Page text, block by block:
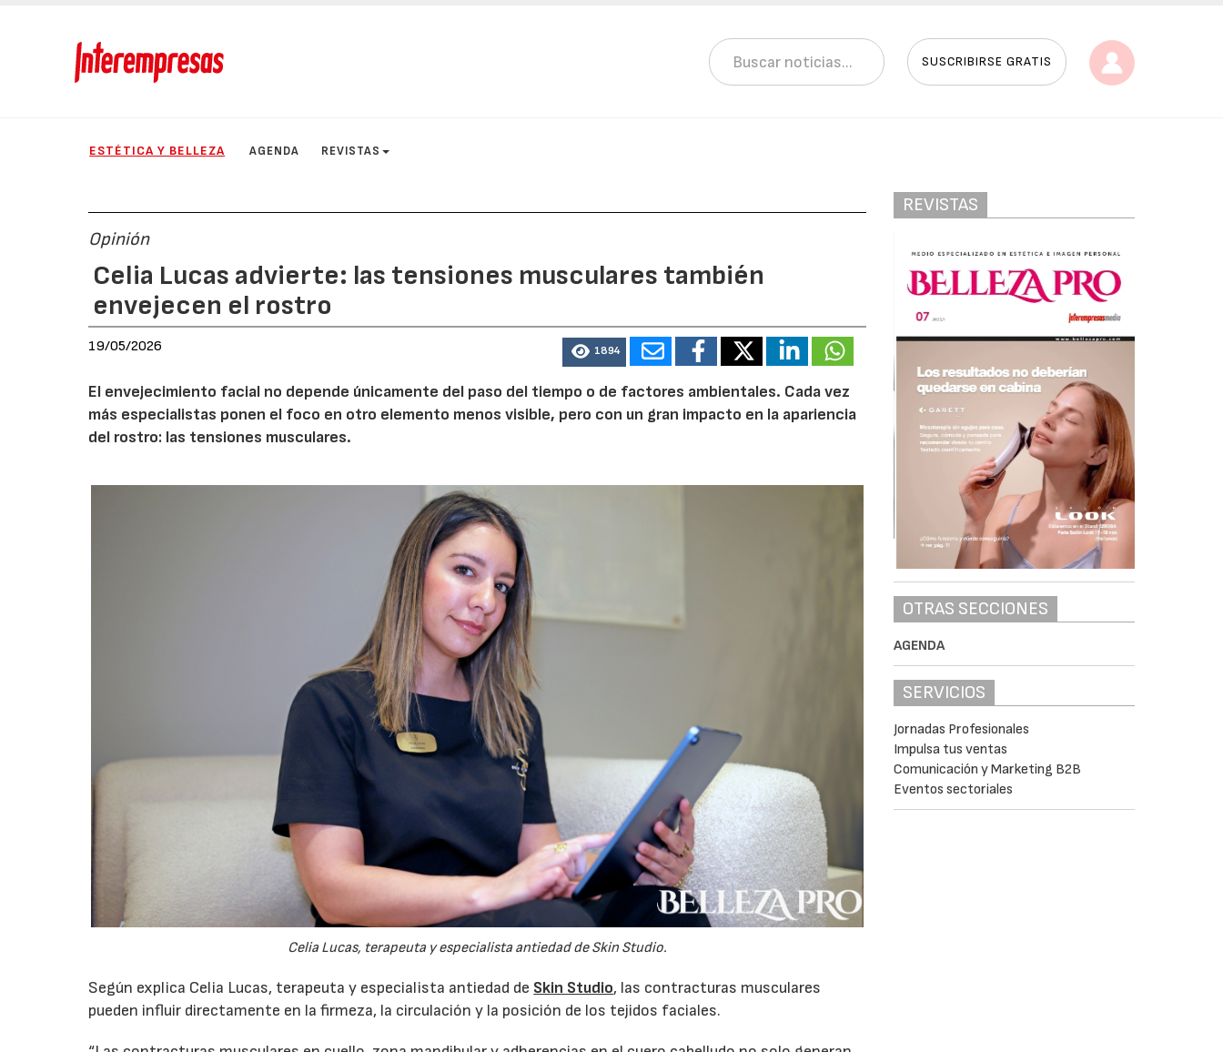
SUSCRIBIRSE GRATIS
ESTÉTICA Y BELLEZA AGENDA REVISTAS
Opinión
Celia Lucas advierte: las tensiones musculares también
envejecen el rostro
19/05/2026 1894
El envejecimiento facial no depende únicamente del paso del tiempo o de factores ambientales. Cada vez
más especialistas ponen el foco en otro elemento menos visible, pero con un gran impacto en la apariencia
del rostro: las tensiones musculares.
Celia Lucas, terapeuta y especialista antiedad de Skin Studio.
Según explica Celia Lucas, terapeuta y especialista antiedad de Skin Studio, las contracturas musculares
pueden influir directamente en la firmeza, la circulación y la posición de los tejidos faciales.
REVISTAS
OTRAS SECCIONES
AGENDA
SERVICIOS
Jornadas Profesionales
Impulsa tus ventas
Comunicación y Marketing B2B
Eventos sectoriales